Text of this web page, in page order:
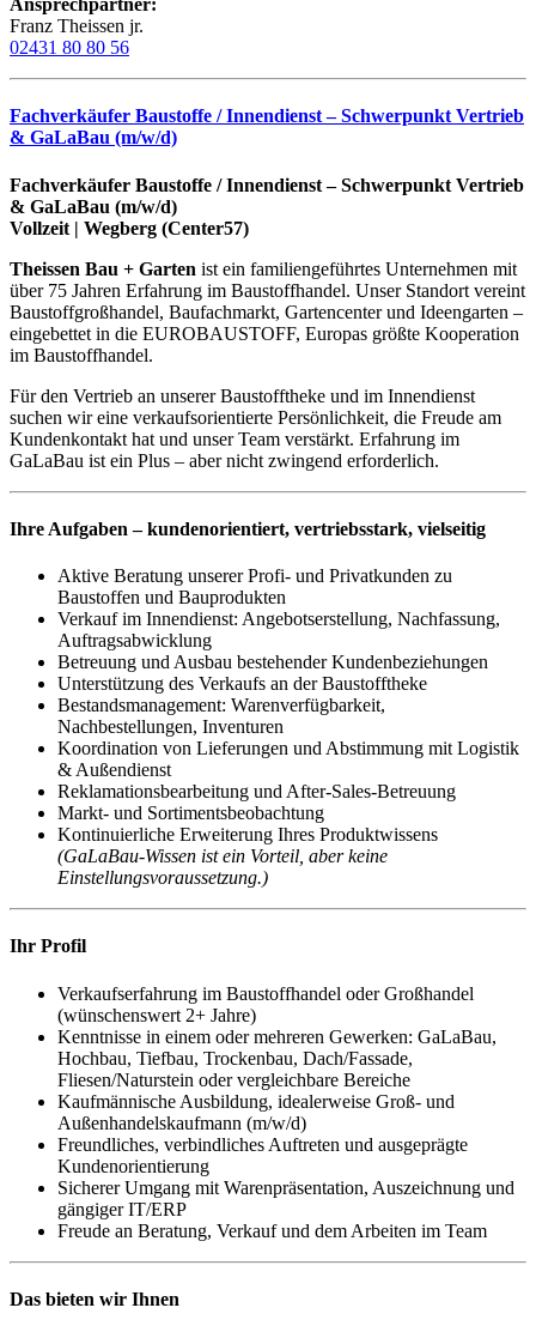
Ansprechpartner:
Franz Theissen jr.
02431 80 80 56
Fachverkäufer Baustoffe / Innendienst – Schwerpunkt Vertrieb
& GaLaBau (m/w/d)
Fachverkäufer Baustoffe / Innendienst – Schwerpunkt Vertrieb
& GaLaBau (m/w/d)
Vollzeit | Wegberg (Center57)
Theissen Bau + Garten ist ein familiengeführtes Unternehmen mit
über 75 Jahren Erfahrung im Baustoffhandel. Unser Standort vereint
Baustoffgroßhandel, Baufachmarkt, Gartencenter und Ideengarten –
eingebettet in die EUROBAUSTOFF, Europas größte Kooperation
im Baustoffhandel.
Für den Vertrieb an unserer Baustofftheke und im Innendienst
suchen wir eine verkaufsorientierte Persönlichkeit, die Freude am
Kundenkontakt hat und unser Team verstärkt. Erfahrung im
GaLaBau ist ein Plus – aber nicht zwingend erforderlich.
Ihre Aufgaben – kundenorientiert, vertriebsstark, vielseitig
Aktive Beratung unserer Profi- und Privatkunden zu
Baustoffen und Bauprodukten
Verkauf im Innendienst: Angebotserstellung, Nachfassung,
Auftragsabwicklung
Betreuung und Ausbau bestehender Kundenbeziehungen
Unterstützung des Verkaufs an der Baustofftheke
Bestandsmanagement: Warenverfügbarkeit,
Nachbestellungen, Inventuren
Koordination von Lieferungen und Abstimmung mit Logistik
& Außendienst
Reklamationsbearbeitung und After-Sales-Betreuung
Markt- und Sortimentsbeobachtung
Kontinuierliche Erweiterung Ihres Produktwissens
(GaLaBau-Wissen ist ein Vorteil, aber keine
Einstellungsvoraussetzung.)
Ihr Profil
Verkaufserfahrung im Baustoffhandel oder Großhandel
(wünschenswert 2+ Jahre)
Kenntnisse in einem oder mehreren Gewerken: GaLaBau,
Hochbau, Tiefbau, Trockenbau, Dach/Fassade,
Fliesen/Naturstein oder vergleichbare Bereiche
Kaufmännische Ausbildung, idealerweise Groß- und
Außenhandelskaufmann (m/w/d)
Freundliches, verbindliches Auftreten und ausgeprägte
Kundenorientierung
Sicherer Umgang mit Warenpräsentation, Auszeichnung und
gängiger IT/ERP
Freude an Beratung, Verkauf und dem Arbeiten im Team
Das bieten wir Ihnen